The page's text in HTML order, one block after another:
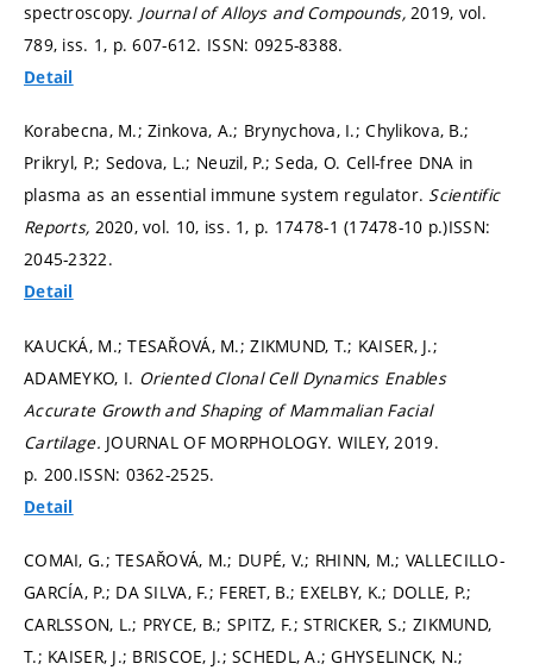
spectroscopy. Journal of Alloys and Compounds, 2019, vol.
789, iss. 1, p. 607-612. ISSN: 0925-8388.
Detail
Korabecna, M.; Zinkova, A.; Brynychova, I.; Chylikova, B.;
Prikryl, P.; Sedova, L.; Neuzil, P.; Seda, O. Cell-free DNA in
plasma as an essential immune system regulator. Scientific
Reports, 2020, vol. 10, iss. 1, p. 17478-1 (17478-10 p.)ISSN:
2045-2322.
Detail
KAUCKÁ, M.; TESAŘOVÁ, M.; ZIKMUND, T.; KAISER, J.;
ADAMEYKO, I. Oriented Clonal Cell Dynamics Enables
Accurate Growth and Shaping of Mammalian Facial
Cartilage. JOURNAL OF MORPHOLOGY. WILEY, 2019.
p. 200.ISSN: 0362-2525.
Detail
COMAI, G.; TESAŘOVÁ, M.; DUPÉ, V.; RHINN, M.; VALLECILLO-
GARCÍA, P.; DA SILVA, F.; FERET, B.; EXELBY, K.; DOLLE, P.;
CARLSSON, L.; PRYCE, B.; SPITZ, F.; STRICKER, S.; ZIKMUND,
T.; KAISER, J.; BRISCOE, J.; SCHEDL, A.; GHYSELINCK, N.;